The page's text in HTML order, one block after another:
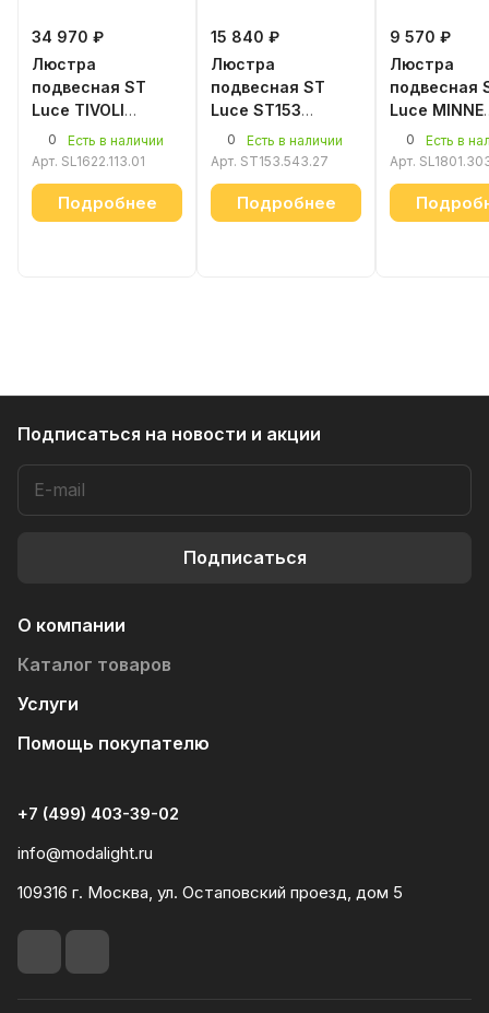
34 970 ₽
Люстра
подвесная ST
Luce TIVOLI
SL1622.113.01
0
Есть в наличии
Арт. SL1622.113.01
Подробнее
15 840 ₽
Люстра
подвесная ST
Luce ST153
ST153.543.27
0
Есть в наличии
Арт. ST153.543.27
Подробнее
9 570 ₽
Люстра
подвесная
Luce MINNE
0
Есть в
Арт.
Подписаться на новости и акции
Подписаться
О компании
Каталог товаров
Услуги
Помощь покупателю
+7 (499) 403-39-02
info@modalight.ru
109316 г. Москва, ул. Остаповский проезд, дом 5